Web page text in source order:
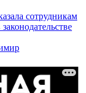
сотрудникам